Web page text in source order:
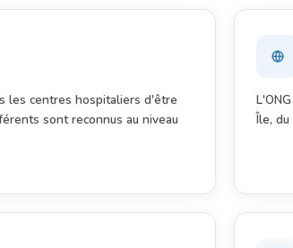
les centres hospitaliers d'être
sont reconnus au niveau
Île,